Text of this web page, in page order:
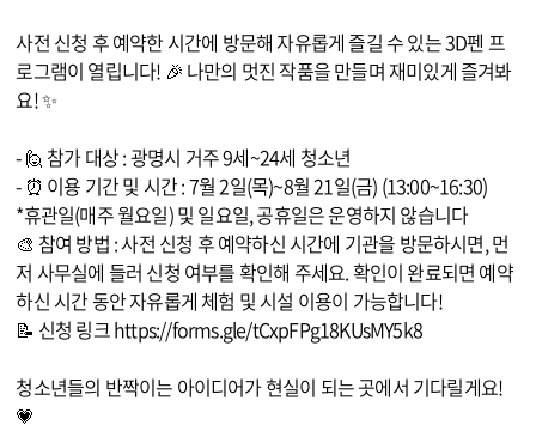
사전 신청 후 예약한 시간에 방문해 자유롭게 즐길 수 있는 3D펜 프
로그램이 열립니다! 🎉 나만의 멋진 작품을 만들며 재미있게 즐겨봐
요! ✨
- 🙋 참가 대상 : 광명시 거주 9세~24세 청소년
- ⏰ 이용 기간 및 시간 : 7월 2일(목)~8월 21일(금) (13:00~16:30)
*휴관일(매주 월요일) 및 일요일, 공휴일은 운영하지 않습니다
🎨 참여 방법 : 사전 신청 후 예약하신 시간에 기관을 방문하시면, 먼
저 사무실에 들러 신청 여부를 확인해 주세요. 확인이 완료되면 예약
하신 시간 동안 자유롭게 체험 및 시설 이용이 가능합니다!
📝 신청 링크https://forms.gle/tCxpFPg18KUsMY5k8
청소년들의 반짝이는 아이디어가 현실이 되는 곳에서 기다릴게요!
💗